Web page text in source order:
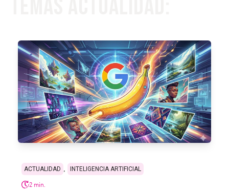
ACTUALIDAD INTELIGENCIA ARTIFICIAL
2 min.